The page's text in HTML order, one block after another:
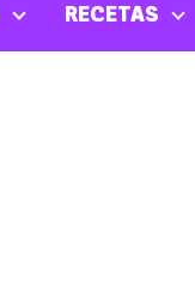
RECETAS